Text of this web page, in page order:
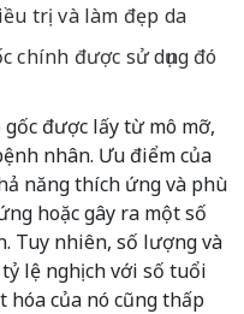
trị và làm đẹp da
chính được sử dụng đó
gốc được lấy từ mô mỡ,
nhân. Ưu điểm của
năng thích ứng và phù
hoặc gây ra một số
Tuy nhiên, số lượng và
lệ nghịch với số tuổi
hóa của nó cũng thấp